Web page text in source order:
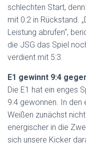
schlechten Start,
mit 0:2 in Rückstand.
Leistung abrufen“,
die JSG das Spiel
verdient mit 5:3.
E1 gewinnt 9:4
Die E1 hat ein enges
9:4 gewonnen. In den
Weißen zunächst
energischer in die
sich unsere Kicker